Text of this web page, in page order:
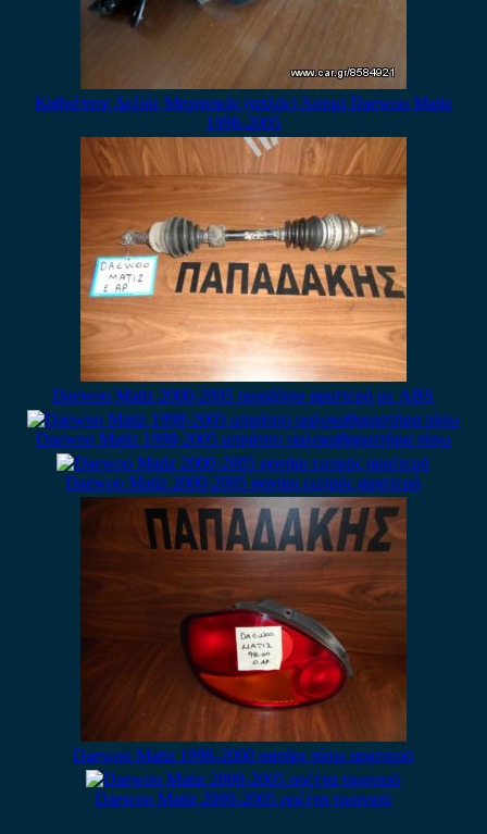
Καθρέπτης Δεξιός Μηχανικός (απλός) Ασημί Daewoo Matiz
1998-2005
Daewoo Matiz 2000-2005 ημιαξόνιο αριστερό με ABS
Daewoo Matiz 1998-2005 μπράτσο υαλοκαθαριστήρα πίσω
Daewoo Matiz 2000-2005 φανάρι εμπρός αριστερό
Daewoo Matiz 1998-2000 φανάρι πίσω αριστερό
Daewoo Matiz 2000-2005 ροζέτα τιμονιού